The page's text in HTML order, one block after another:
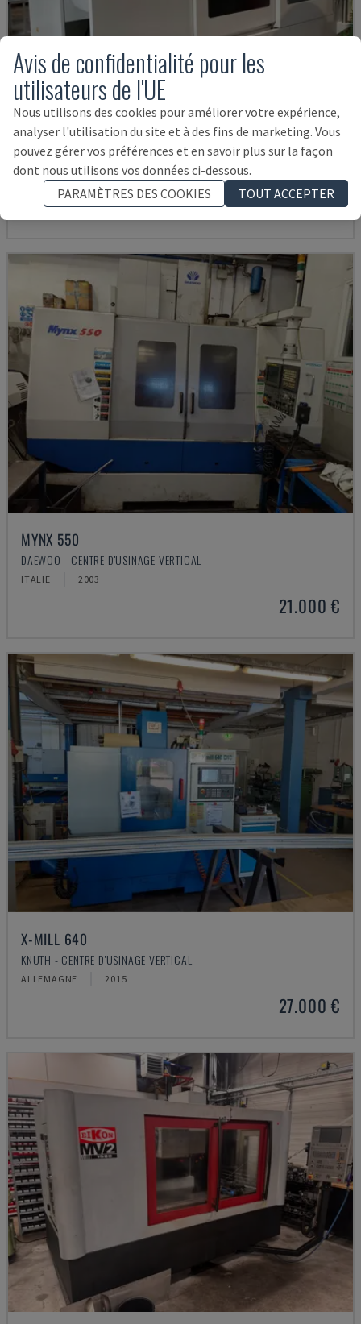
U5-1530
SPINNER - CENTRE D'USINAGE VERTICAL
ALLEMAGNE 2021 6.000 HRS
145.000 €
MYNX 550
DAEWOO - CENTRE D'USINAGE VERTICAL
ITALIE 2003
21.000 €
X-MILL 640
KNUTH - CENTRE D'USINAGE VERTICAL
ALLEMAGNE 2015
27.000 €
Avis de confidentialité pour les
utilisateurs de l'UE
Nous utilisons des cookies pour améliorer votre expérience,
analyser l'utilisation du site et à des fins de marketing. Vous
pouvez gérer vos préférences et en savoir plus sur la façon
dont nous utilisons vos données ci-dessous.
PARAMÈTRES DES COOKIES
TOUT ACCEPTER